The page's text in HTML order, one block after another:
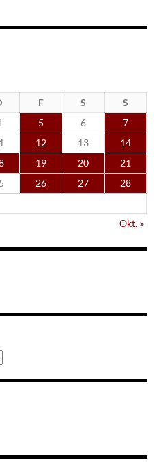
F S
S
5 6
7
12 13
14
19 20
21
26 27
28
Okt. »